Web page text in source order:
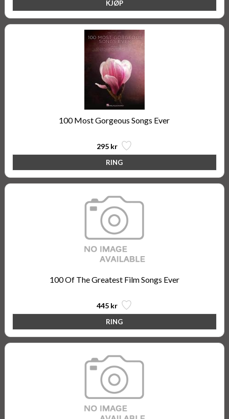
100 Most Gorgeous Songs Ever
295 kr
100 Of The Greatest Film Songs Ever
445 kr